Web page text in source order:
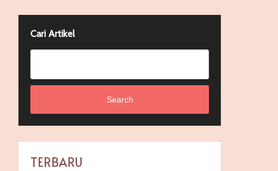
Cari Artikel
Search
TERBARU